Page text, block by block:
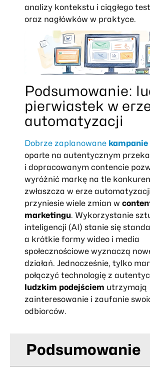
analizy kontekstu i ciągłego
oraz nagłówków w praktyce.
Podsumowanie:
pierwiastek w
automatyzacji
Dobrze zaplanowane
oparte na autentycznym
i dopracowanym contencie
wyróżnić markę na tle
zwłaszcza w erze
przyniesie wiele zmian w
marketingu. Wykorzystanie
inteligencji (AI) stanie się
a krótkie formy wideo i media
społecznościowe wyznaczą
działań. Jednocześnie, tylko
połączyć technologię z
ludzkim podejściem utrzymają
zainteresowanie i zaufanie
odbiorców.
Podsumowanie